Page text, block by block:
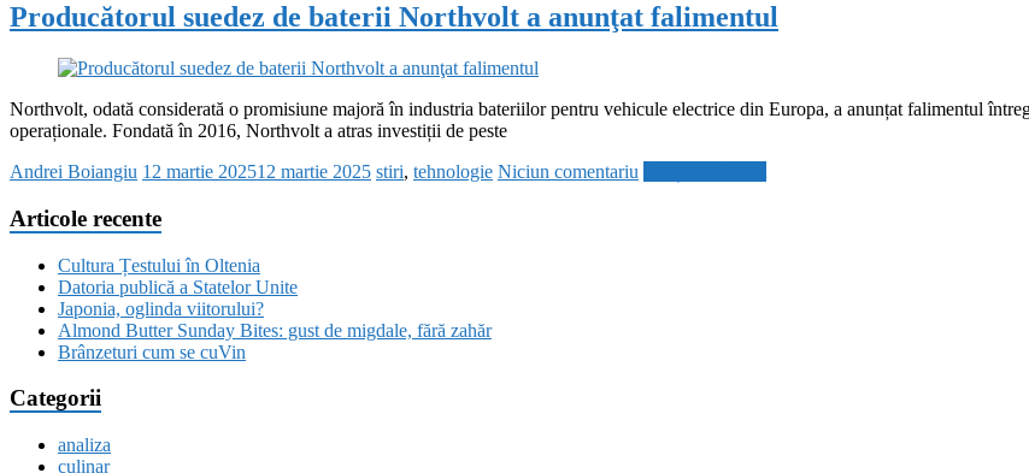
Producătorul suedez de baterii Northvolt a anunţat falimentul
Northvolt, odată considerată o promisiune majoră în industria bateriilor pentru vehicule electrice din Europa, a anunțat falimentul
operaționale. Fondată în 2016, Northvolt a atras investiții de peste
Andrei Boiangiu 12 martie 202512 martie 2025 stiri, tehnologie Niciun comentariu
Articole recente
Cultura Țestului în Oltenia
Datoria publică a Statelor Unite
Japonia, oglinda viitorului?
Almond Butter Sunday Bites: gust de migdale, fără zahăr
Brânzeturi cum se cuVin
Categorii
analiza
culinar